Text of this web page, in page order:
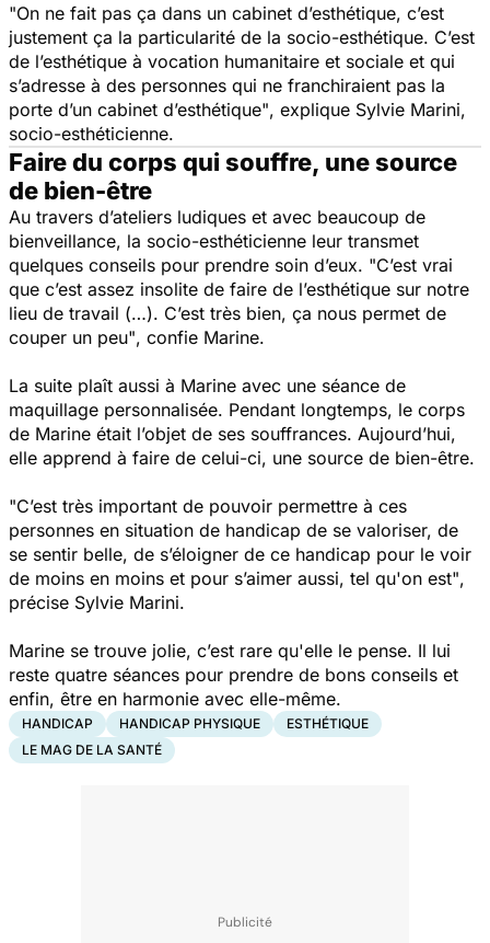
"On ne fait pas ça dans un cabinet d’esthétique, c’est
justement ça la particularité de la socio-esthétique. C’est
de l’esthétique à vocation humanitaire et sociale et qui
s’adresse à des personnes qui ne franchiraient pas la
porte d’un cabinet d’esthétique", explique Sylvie Marini,
socio-esthéticienne.
Faire du corps qui souffre, une source
de bien-être
Au travers d’ateliers ludiques et avec beaucoup de
bienveillance, la socio-esthéticienne leur transmet
quelques conseils pour prendre soin d’eux. "C’est vrai
que c’est assez insolite de faire de l’esthétique sur notre
lieu de travail (…). C’est très bien, ça nous permet de
couper un peu", confie Marine.
La suite plaît aussi à Marine avec une séance de
maquillage personnalisée. Pendant longtemps, le corps
de Marine était l’objet de ses souffrances. Aujourd’hui,
elle apprend à faire de celui-ci, une source de bien-être.
"C’est très important de pouvoir permettre à ces
personnes en situation de handicap de se valoriser, de
se sentir belle, de s’éloigner de ce handicap pour le voir
de moins en moins et pour s’aimer aussi, tel qu'on est",
précise Sylvie Marini.
Marine se trouve jolie, c’est rare qu'elle le pense. Il lui
reste quatre séances pour prendre de bons conseils et
enfin, être en harmonie avec elle-même.
HANDICAP HANDICAP PHYSIQUE
ESTHÉTIQUE
LE MAG DE LA SANTÉ